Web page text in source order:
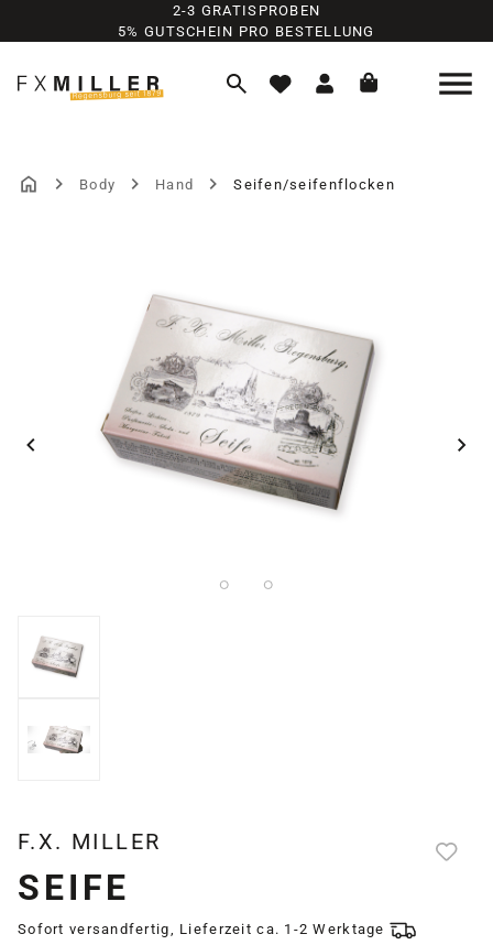
Zum Hauptinhalt springen
2-3 GRATISPROBEN
5% GUTSCHEIN PRO BESTELLUNG
Body Hand Seifen/seifenflocken
F.X. MILLER
SEIFE
Sofort versandfertig, Lieferzeit ca. 1-2 Werktage